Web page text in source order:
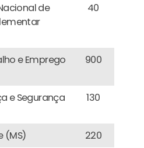
de
40
e Emprego
900
e Segurança
130
(MS)
220